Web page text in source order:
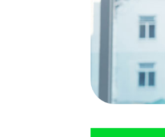
Departamento Pessoal
Para simplificar os processos
Eleve os resultados da